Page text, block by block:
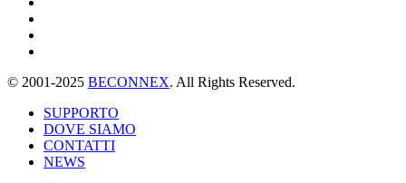
© 2001-2025 BECONNEX. All Rights Reserved.
SUPPORTO
DOVE SIAMO
CONTATTI
NEWS